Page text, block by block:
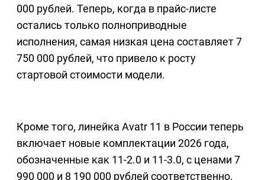
000 рублей. Теперь, когда в прайс-листе
остались только полноприводные
исполнения, самая низкая цена составляет 7
750 000 рублей, что привело к росту
стартовой стоимости модели.
Кроме того, линейка Avatr 11 в России теперь
включает новые комплектации 2026 года,
обозначенные как 11-2.0 и 11-3.0, с ценами 7
990 000 и 8 190 000 рублей соответственно.